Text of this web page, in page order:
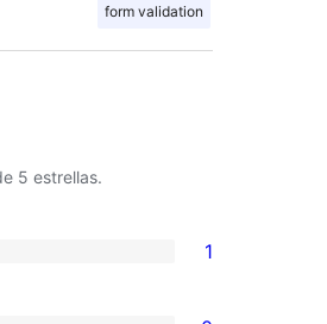
form validation
5 estrellas.
1